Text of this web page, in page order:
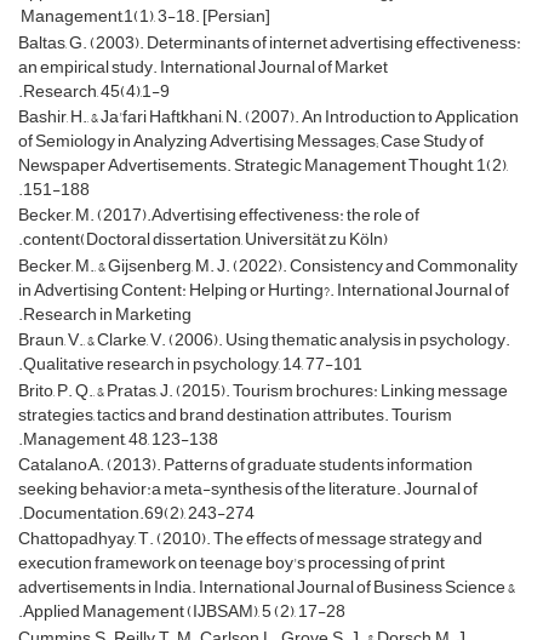
Management,1(1), 3-18. [Persian]
Baltas, G. (2003). Determinants of internet advertising effectiveness:
an empirical study. International Journal of Market
Research, 45(4),1-9.
Bashir, H., & Ja'fari Haftkhani, N. (2007). An Introduction to Application
of Semiology in Analyzing Advertising Messages; Case Study of
Newspaper Advertisements. Strategic Management Thought, 1(2),
151-188.
Becker, M. (2017).Advertising effectiveness: the role of
content(Doctoral dissertation, Universität zu Köln).
Becker, M., & Gijsenberg, M. J. (2022). Consistency and Commonality
in Advertising Content: Helping or Hurting?. International Journal of
Research in Marketing.
Braun, V., & Clarke, V. (2006). Using thematic analysis in psychology.
Qualitative research in psychology, 14, 77-101.
Brito, P. Q., & Pratas, J. (2015). Tourism brochures: Linking message
strategies, tactics and brand destination attributes. Tourism
Management, 48, 123-138.
Catalano,A. (2013). Patterns of graduate students information
seeking behavior:a meta-synthesis of the literature. Journal of
Documentation.69(2), 243-274.
Chattopadhyay, T. (2010). The effects of message strategy and
execution framework on teenage boy's processing of print
advertisements in India. International Journal of Business Science &
Applied Management (IJBSAM), 5 (2), 17-28.